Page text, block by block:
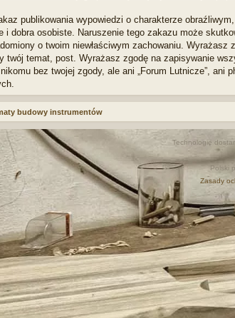
publikowania wypowiedzi o charakterze
i dobra osobiste. Naruszenie tego zakazu może
o twoim niewłaściwym zachowaniu.
twój temat, post. Wyrażasz zgodę na zapisywanie
bez twojej zgody, ale ani „Forum Lutnicze”,
budowy instrumentów
Technologię
Polski
Zasady